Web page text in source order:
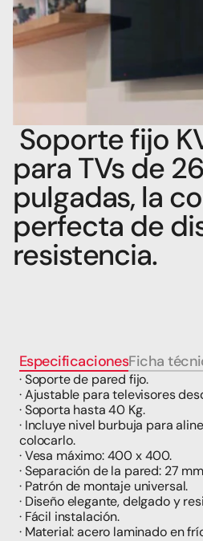
para TVs de
pulgadas, la
perfecta de
resistencia.
EspecificacionesFicha
· Soporte de pared fijo.
· Ajustable para televisores
· Soporta hasta 40 Kg.
· Incluye nivel burbuja para
colocarlo.
· Vesa máximo: 400 x 400.
· Separación de la pared: 27
· Patrón de montaje universal.
· Diseño elegante, delgado y
· Fácil instalación.
· Material: acero laminado en